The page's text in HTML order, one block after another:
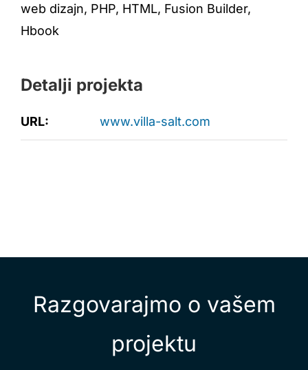
web dizajn, PHP, HTML, Fusion Builder,
Hbook
Detalji projekta
URL: www.villa-salt.com
Razgovarajmo o vašem
projektu